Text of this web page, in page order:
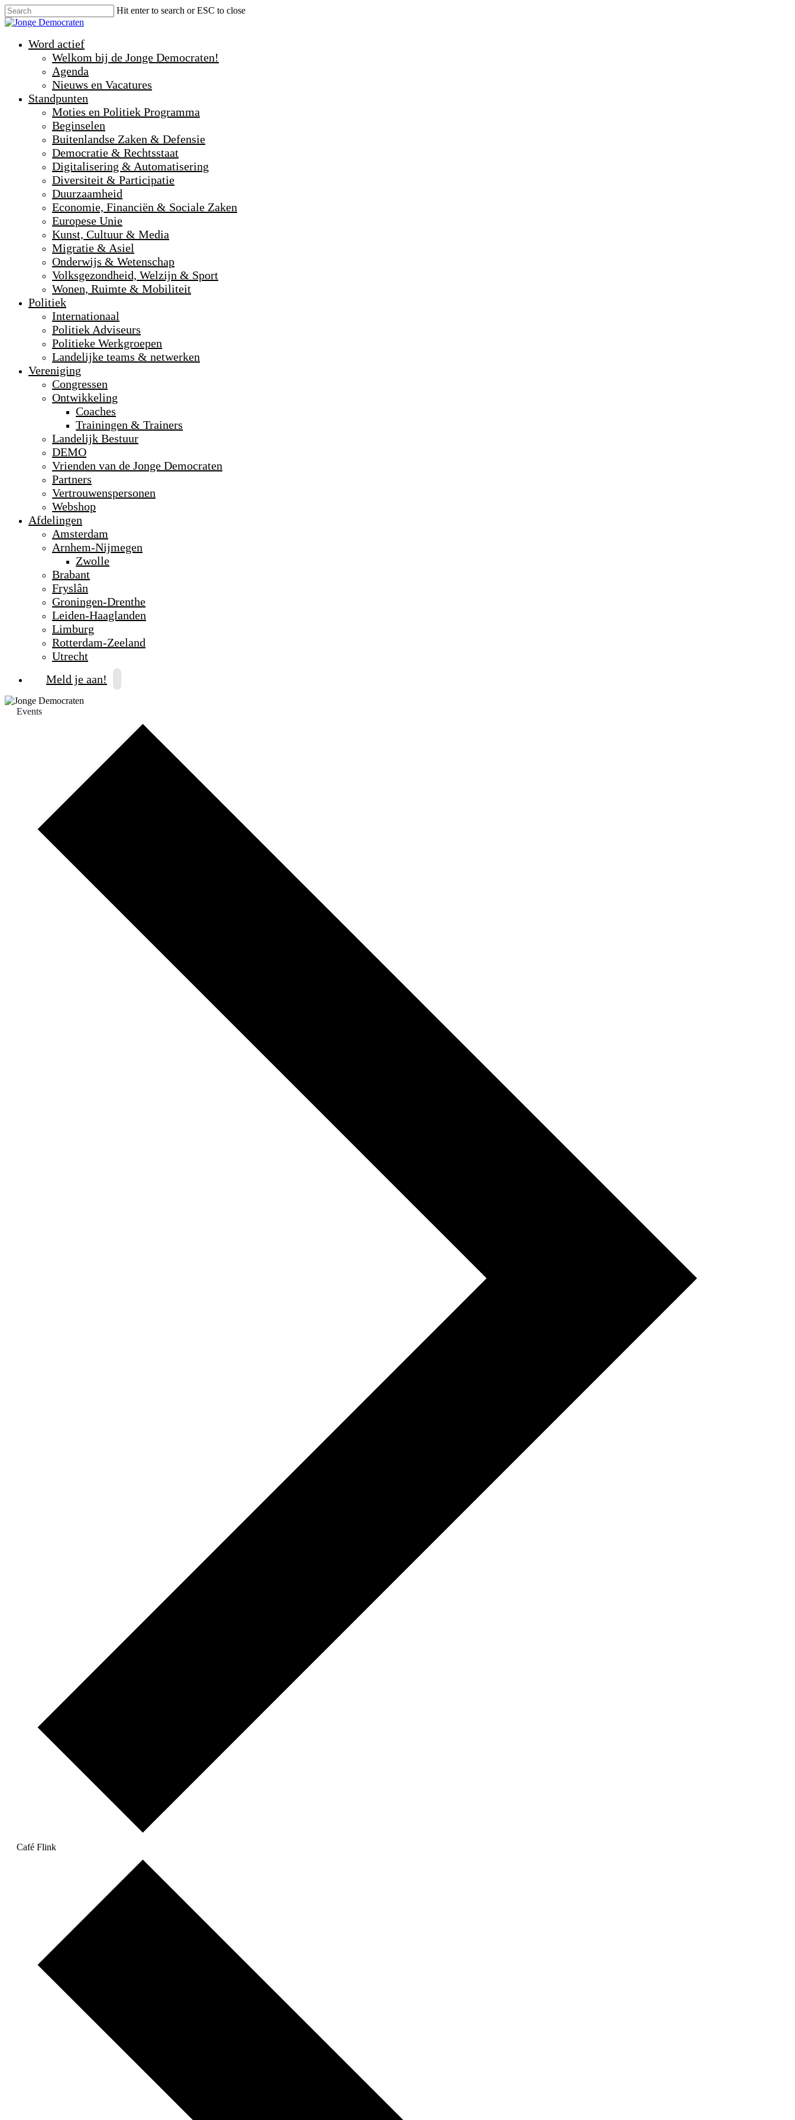
Hit enter to search or ESC to close
Word actief
Welkom bij de Jonge Democraten!
Agenda
Nieuws en Vacatures
Standpunten
Moties en Politiek Programma
Beginselen
Buitenlandse Zaken & Defensie
Democratie & Rechtsstaat
Digitalisering & Automatisering
Diversiteit & Participatie
Duurzaamheid
Economie, Financiën & Sociale Zaken
Europese Unie
Kunst, Cultuur & Media
Migratie & Asiel
Onderwijs & Wetenschap
Volksgezondheid, Welzijn & Sport
Wonen, Ruimte & Mobiliteit
Politiek
Internationaal
Politiek Adviseurs
Politieke Werkgroepen
Landelijke teams & netwerken
Vereniging
Congressen
Ontwikkeling
Coaches
Trainingen & Trainers
Landelijk Bestuur
DEMO
Vrienden van de Jonge Democraten
Partners
Vertrouwenspersonen
Webshop
Afdelingen
Amsterdam
Arnhem-Nijmegen
Zwolle
Brabant
Fryslân
Groningen-Drenthe
Leiden-Haaglanden
Limburg
Rotterdam-Zeeland
Utrecht
Meld je aan!
Events
Café Flink